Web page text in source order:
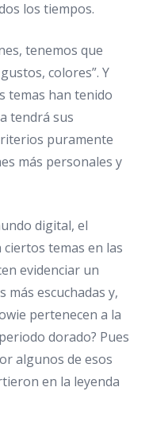
los tiempos.
tenemos que
colores”. Y
temas han tenido
tendrá sus
puramente
más personales y
digital, el
temas en las
evidenciar un
más escuchadas y,
pertenecen a la
dorado? Pues
algunos de esos
en la leyenda